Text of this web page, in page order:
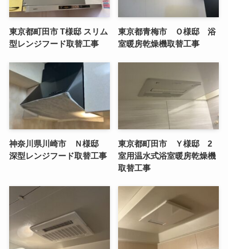
東京都町田市 T様邸 スリム
型レンジフード取替工事
東京都青梅市 Ｏ様邸 浴
室暖房乾燥機取替工事
神奈川県川崎市 Ｎ様邸
深型レンジフード取替工事
東京都町田市 Ｙ様邸 2
室用温水式浴室暖房乾燥機
取替工事